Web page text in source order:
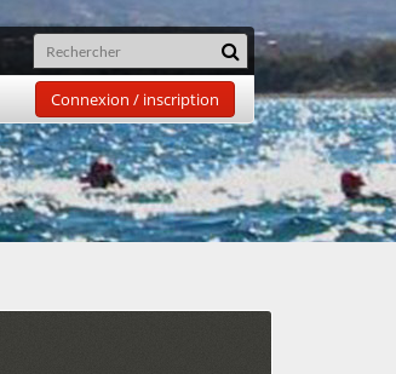
Connexion / inscription